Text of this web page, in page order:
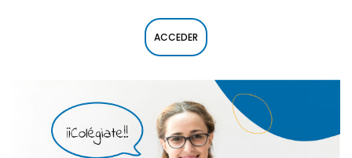
ACCEDER